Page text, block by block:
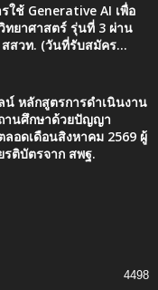
ใช้ Generative AI เพื่อ
ทยาศาสตร์ รุ่นที่ 3 ผ่าน
สวท. (วันที่รับสมัคร...
หลักสูตรการดำเนินงาน
านศึกษาด้วยปัญญา
อดเดือนสิงหาคม 2569 ผู้
รติบัตรจาก สพฐ.
4498